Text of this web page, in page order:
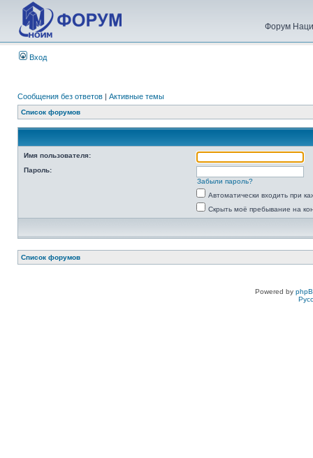
Форум
Вход
Сообщения без ответов | Активные темы
Список форумов
Имя пользователя:
Пароль:
Забыли пароль?
Автоматически входить при
Скрыть моё пребывание на
Список форумов
Powered by